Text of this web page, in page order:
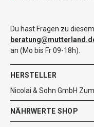
Du hast Fragen zu
an (Mo bis Fr 09-18h).
HERSTELLER
Nicolai & Sohn GmbH
NÄHRWERTE SHOP